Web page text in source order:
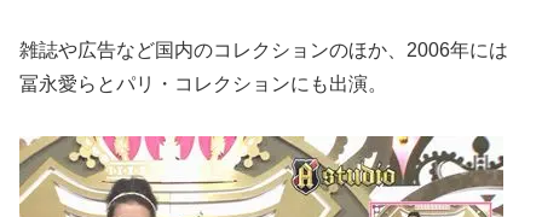
雑誌や広告など国内のコレクションのほか、2006年には
冨永愛らとパリ・コレクションにも出演。